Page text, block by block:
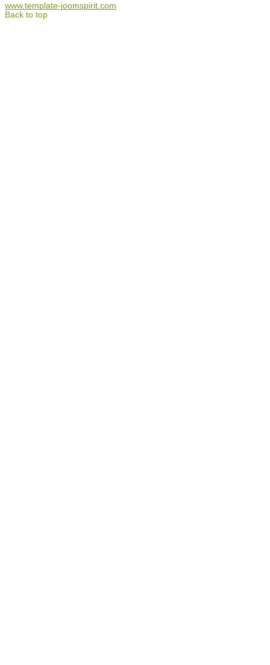
www.template-joomspirit.com
Back to top